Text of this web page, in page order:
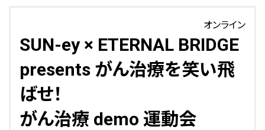
オンライン
SUN-ey × ETERNAL BRIDGE
presents がん治療を笑い飛
ばせ！
がん治療 demo 運動会